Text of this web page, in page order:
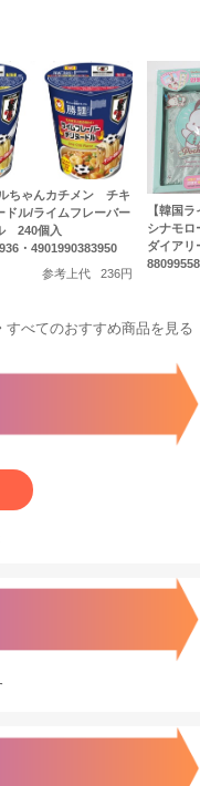
ちゃんカチメン チキ
ドル/ライムフレーバー
240個入
・4901990383950
参考上代
236円
【韓国
シナモ
ダイア
すべてのおすすめ商品を見る